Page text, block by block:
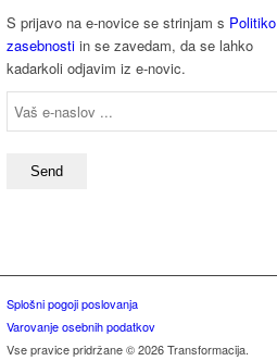
S prijavo na e-novice se strinjam s Politiko
zasebnosti in se zavedam, da se lahko
kadarkoli odjavim iz e-novic.
Splošni pogoji poslovanja
Varovanje osebnih podatkov
Vse pravice pridržane © 2026 Transformacija.